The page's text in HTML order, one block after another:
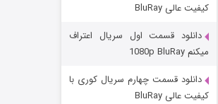
کیفیت عالی BluRay
دانلود قسمت اول سریال اعتراف
میکنم 1080p BluRay
دانلود قسمت چهارم سریال کوری با
کیفیت عالی BluRay